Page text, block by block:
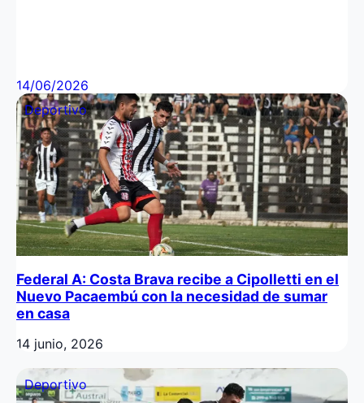
14/06/2026
Deportivo
Federal A: Costa Brava recibe a Cipolletti en el
Nuevo Pacaembú con la necesidad de sumar
en casa
14 junio, 2026
Deportivo